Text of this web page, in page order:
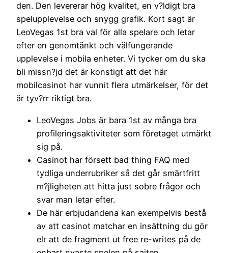
den. Den levererar hög kvalitet, en v?ldigt bra
spelupplevelse och snygg grafik. Kort sagt är
LeoVegas 1st bra val för alla spelare och letar
efter en genomtänkt och välfungerande
upplevelse i mobila enheter. Vi tycker om du ska
bli missn?jd det är konstigt att det här
mobilcasinot har vunnit flera utmärkelser, för det
är tyv?rr riktigt bra.
LeoVegas Jobs är bara 1st av många bra
profileringsaktiviteter som företaget utmärkt
sig på.
Casinot har försett bad thing FAQ med
tydliga underrubriker så det går smärtfritt
m?jligheten att hitta just sobre frågor och
svar man letar efter.
De här erbjudandena kan exempelvis bestå
av att casinot matchar en insättning du gör
elr att de fragment ut free re-writes på de